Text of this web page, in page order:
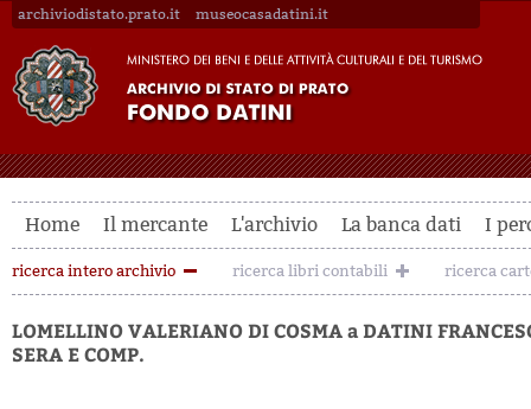
archiviodistato.prato.it museocasadatini.it
Home Il mercante L'archivio La banca dati I
ricerca intero archivio ricerca libri contabili ricerca
LOMELLINO VALERIANO DI COSMA a DATINI
SERA E COMP.